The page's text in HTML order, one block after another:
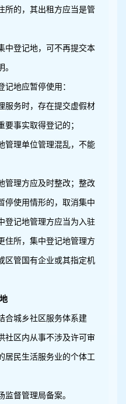
所的，其出租方应当是管
中登记地，可不再提交本
地应暂停使用：
服务时，存在提交虚假材
事实取得登记的；
管理单位管理混乱，不能
管理方应及时整改；整改
停使用情形的，取消集中
登记地管理方应当为入驻
住所，集中登记地管理方
区管国有企业或其指定机
合城乡社区服务体系建
社区内从事不涉及许可审
居民生活服务业的个体工
督管理局备案。